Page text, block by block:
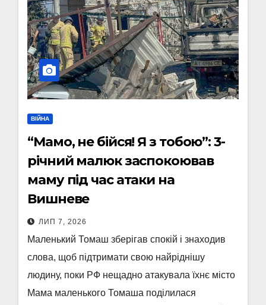
ВІЙНА
“Мамо, не бійся! Я з тобою”: 3-
річний малюк заспокоював
маму під час атаки на
Вишневе
ЛИП 7, 2026
Маленький Томаш зберігав спокій і знаходив
слова, щоб підтримати свою найріднішу
людину, поки РФ нещадно атакувала їхнє місто
Мама маленького Томаша поділилася